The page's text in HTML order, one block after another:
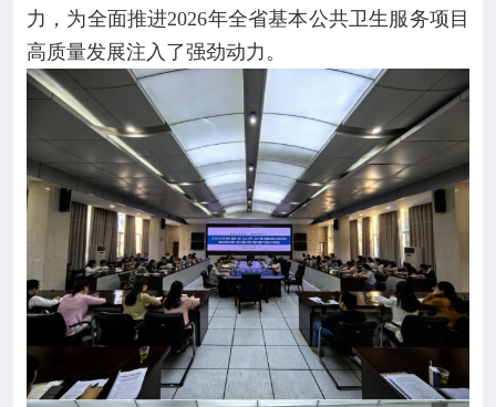
力，为全面推进2026年全省基本公共卫生服务项目
高质量发展注入了强劲动力。